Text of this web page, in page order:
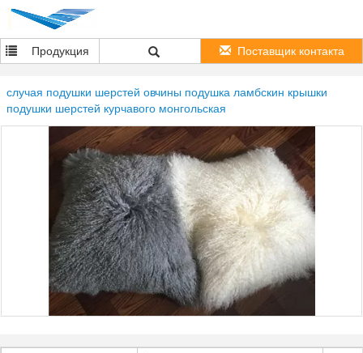
Продукция Поставщик контакта
случая подушки шерстей овчины подушка ламбскин крышки
подушки шерстей курчавого монгольская